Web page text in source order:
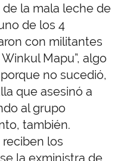
la mala leche de
de los 4
con militantes
Mapu”, algo
no sucedió,
que asesinó a
al grupo
también.
reciben los
la exministra de